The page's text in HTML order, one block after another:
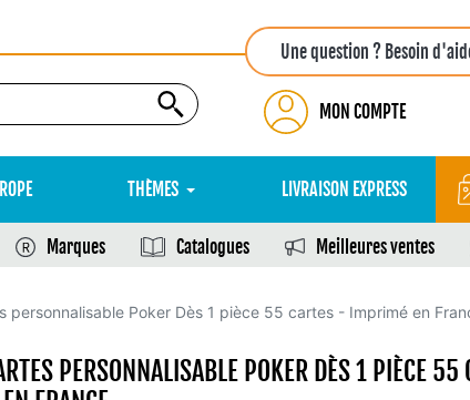
Une question ? Besoin
MON COMPTE
THÈMES LIVRAISON EXPRESS
Marques Catalogues Meilleures ventes
personnalisable Poker Dès 1 pièce 55 cartes - Imprimé en
PERSONNALISABLE POKER DÈS 1 PIÈCE 55